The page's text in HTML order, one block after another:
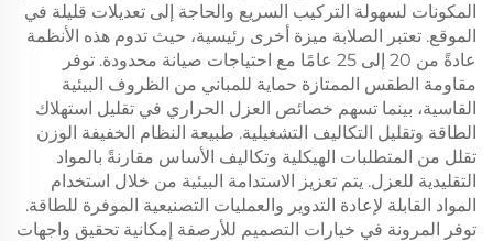
المكونات لسهولة التركيب السريع والحاجة إلى تعديلات قليلة في
الموقع. تعتبر الصلابة ميزة أخرى رئيسية، حيث تدوم هذه الأنظمة
عادةً من 20 إلى 25 عامًا مع احتياجات صيانة محدودة. توفر
مقاومة الطقس الممتازة حماية للمباني من الظروف البيئية
القاسية، بينما تسهم خصائص العزل الحراري في تقليل استهلاك
الطاقة وتقليل التكاليف التشغيلية. طبيعة النظام الخفيفة الوزن
تقلل من المتطلبات الهيكلية وتكاليف الأساس مقارنةً بالمواد
التقليدية للعزل. يتم تعزيز الاستدامة البيئية من خلال استخدام
المواد القابلة لإعادة التدوير والعمليات التصنيعية الموفرة للطاقة.
توفر المرونة في خيارات التصميم للأرصفة إمكانية تحقيق واجهات